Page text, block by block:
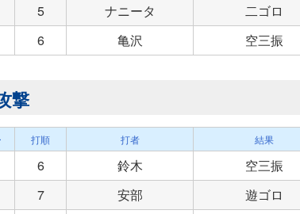
5 ナニータ 二ゴロ
6 亀沢 空三振
撃
打順 打者 結果
6 鈴木 空三振
7 安部 遊ゴロ